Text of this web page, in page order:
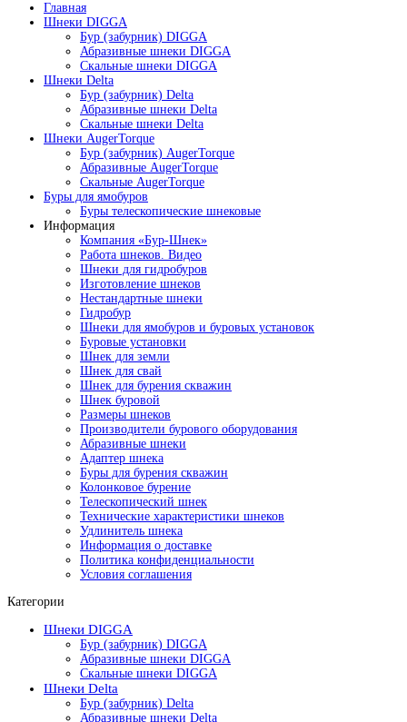
Главная
Шнеки DIGGA
Бур (забурник) DIGGA
Абразивные шнеки DIGGA
Скальные шнеки DIGGA
Шнеки Delta
Бур (забурник) Delta
Абразивные шнеки Delta
Скальные шнеки Delta
Шнеки AugerTorque
Бур (забурник) AugerTorque
Абразивные AugerTorque
Скальные AugerTorque
Буры для ямобуров
Буры телескопические шнековые
Информация
Компания «Бур-Шнек»
Работа шнеков. Видео
Шнеки для гидробуров
Изготовление шнеков
Нестандартные шнеки
Гидробур
Шнеки для ямобуров и буровых установок
Буровые установки
Шнек для земли
Шнек для свай
Шнек для бурения скважин
Шнек буровой
Размеры шнеков
Производители бурового оборудования
Абразивные шнеки
Адаптер шнека
Буры для бурения скважин
Колонковое бурение
Телескопический шнек
Технические характеристики шнеков
Удлинитель шнека
Информация о доставке
Политика конфиденциальности
Условия соглашения
Категории
Шнеки DIGGA
Бур (забурник) DIGGA
Абразивные шнеки DIGGA
Скальные шнеки DIGGA
Шнеки Delta
Бур (забурник) Delta
Абразивные шнеки Delta